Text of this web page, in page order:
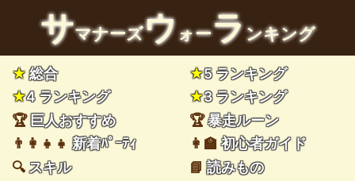
サマナーズウォーランキング
★総合 ★5 ランキング
★4 ランキング ★3 ランキング
🏆巨人おすすめ 🏆暴走ルーン
👨‍👩‍👧‍👧新着ﾊﾟｰﾃｨ 👩‍🏫初心者ガイド
🔍スキル 📘読みもの